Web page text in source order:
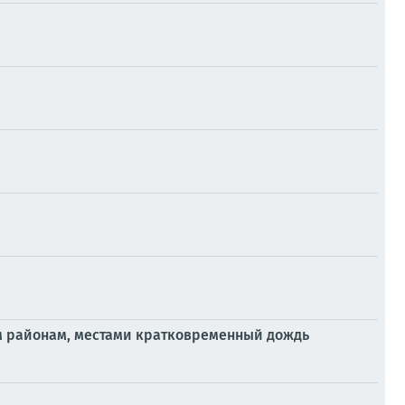
районам, местами кратковременный дождь